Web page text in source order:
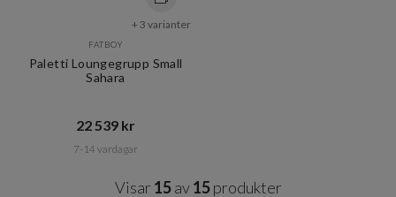
+ 3 varianter
FATBOY
Paletti Loungegrupp Small
Sahara
22 539 kr​​
7-14 vardagar
Visar 15av15produkter